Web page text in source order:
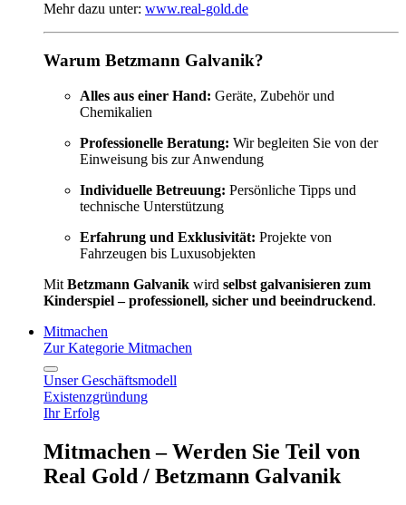
Mehr dazu unter: www.real-gold.de
Warum Betzmann Galvanik?
Alles aus einer Hand: Geräte, Zubehör und
Chemikalien
Professionelle Beratung: Wir begleiten Sie von der
Einweisung bis zur Anwendung
Individuelle Betreuung: Persönliche Tipps und
technische Unterstützung
Erfahrung und Exklusivität: Projekte von
Fahrzeugen bis Luxusobjekten
Mit Betzmann Galvanik wird selbst galvanisieren zum
Kinderspiel – professionell, sicher und beeindruckend.
Mitmachen
Zur Kategorie Mitmachen
Unser Geschäftsmodell
Existenzgründung
Ihr Erfolg
Mitmachen – Werden Sie Teil von
Real Gold / Betzmann Galvanik